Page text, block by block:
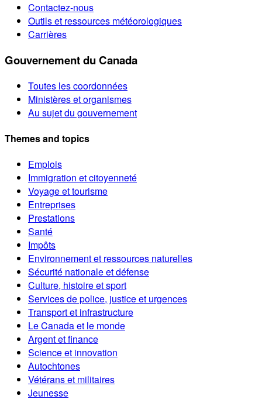
Contactez-nous
Outils et ressources météorologiques
Carrières
Gouvernement du Canada
Toutes les coordonnées
Ministères et organismes
Au sujet du gouvernement
Themes and topics
Emplois
Immigration et citoyenneté
Voyage et tourisme
Entreprises
Prestations
Santé
Impôts
Environnement et ressources naturelles
Sécurité nationale et défense
Culture, histoire et sport
Services de police, justice et urgences
Transport et infrastructure
Le Canada et le monde
Argent et finance
Science et innovation
Autochtones
Vétérans et militaires
Jeunesse